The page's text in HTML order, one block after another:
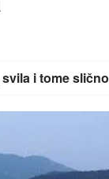
i tome slično